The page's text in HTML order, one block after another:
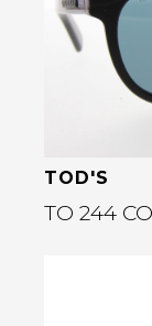
TOD'S
TO 244